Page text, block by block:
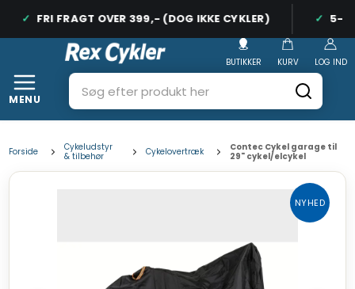
FRI FRAGT OVER 399,- (DOG IKKE CYKLER) 5-
MENU
LOG IND
BUTIKKER KURV
Forside
Cykeludstyr
& tilbehør
Cykelovertræk
Contec Cykel garage til
29" cykel/elcykel
NYHED